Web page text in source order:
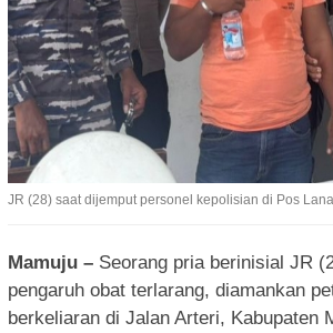
JR (28) saat dijemput personel kepolisian di Pos
Mamuju – Seorang pria berinisial JR
pengaruh obat terlarang, diamankan
berkeliaran di Jalan Arteri, Kabupaten